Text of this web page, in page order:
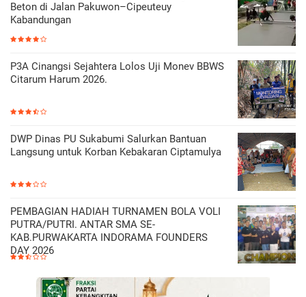
Beton di Jalan Pakuwon–Cipeuteuy
Kabandungan
P3A Cinangsi Sejahtera Lolos Uji Monev BBWS
Citarum Harum 2026.
DWP Dinas PU Sukabumi Salurkan Bantuan
Langsung untuk Korban Kebakaran Ciptamulya
PEMBAGIAN HADIAH TURNAMEN BOLA VOLI
PUTRA/PUTRI. ANTAR SMA SE-
KAB.PURWAKARTA INDORAMA FOUNDERS
DAY 2026